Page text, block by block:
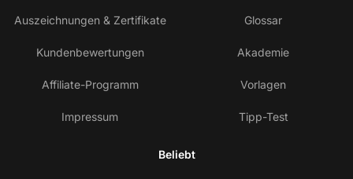
Auszeichnungen & Zertifikate
Kundenbewertungen
Affiliate-Programm
Impressum
Glossar
Akademie
Vorlagen
Tipp-Test
Beliebt